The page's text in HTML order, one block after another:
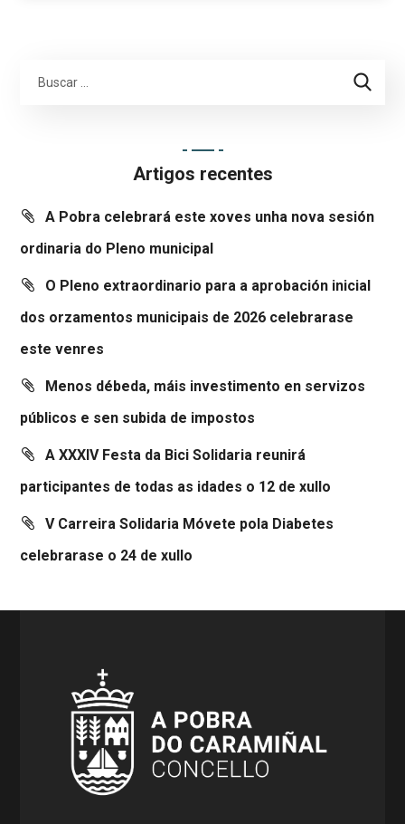
Artigos recentes
A Pobra celebrará este xoves unha nova sesión
ordinaria do Pleno municipal
O Pleno extraordinario para a aprobación inicial
dos orzamentos municipais de 2026 celebrarase
este venres
Menos débeda, máis investimento en servizos
públicos e sen subida de impostos
A XXXIV Festa da Bici Solidaria reunirá
participantes de todas as idades o 12 de xullo
V Carreira Solidaria Móvete pola Diabetes
celebrarase o 24 de xullo